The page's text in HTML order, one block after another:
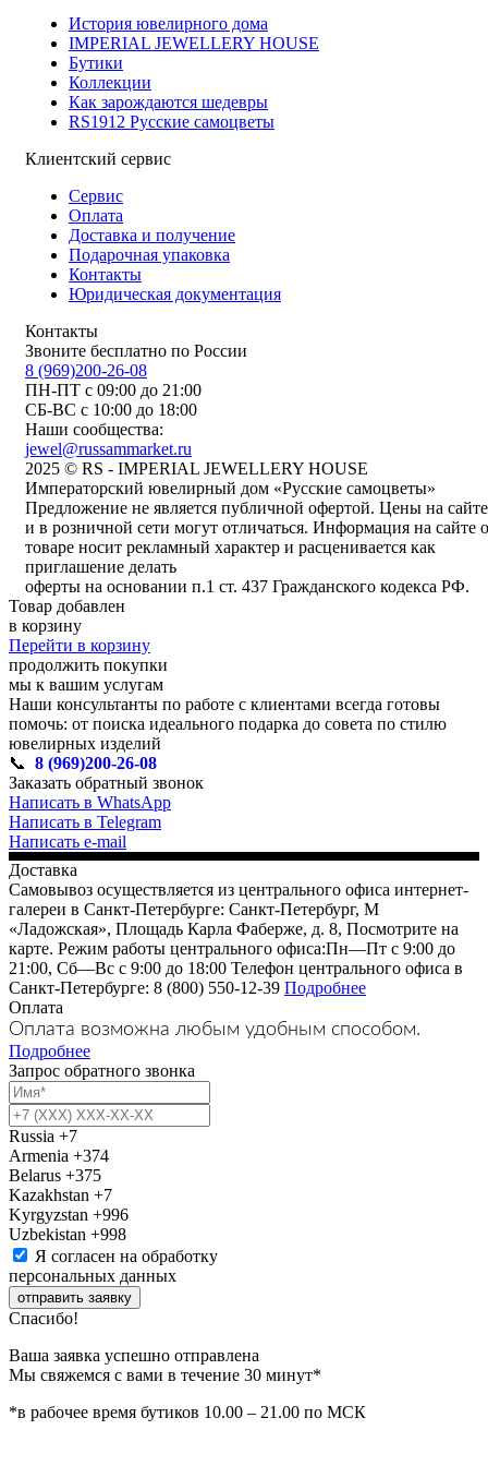
История ювелирного дома
IMPERIAL JEWELLERY HOUSE
Бутики
Коллекции
Как зарождаются шедевры
RS1912 Русские самоцветы
Клиентский сервис
Сервис
Оплата
Доставка и получение
Подарочная упаковка
Контакты
Юридическая документация
Контакты
Звоните бесплатно по России
8 (969)200-26-08
ПН-ПТ с 09:00 до 21:00
СБ-ВС с 10:00 до 18:00
Наши сообщества:
jewel@russammarket.ru
2025 © RS - IMPERIAL JEWELLERY HOUSE
Императорский ювелирный дом «Русские самоцветы»
Предложение не является публичной офертой. Цены на сайте
и в розничной сети могут отличаться. Информация на сайте о
товаре носит рекламный характер и расценивается как
приглашение делать
оферты на основании п.1 ст. 437 Гражданского кодекса РФ.
Товар добавлен
в корзину
Перейти в корзину
продолжить покупки
мы к вашим услугам
Наши консультанты по работе с клиентами всегда готовы
помочь: от поиска идеального подарка до совета по стилю
ювелирных изделий
📞 8 (969)200-26-08
Заказать обратный звонок
Написать в WhatsApp
Написать в Telegram
Написать e-mail
Доставка
Самовывоз осуществляется из центрального офиса интернет-
галереи в Санкт-Петербурге: Санкт-Петербург, М
«Ладожская», Площадь Карла Фаберже, д. 8, Посмотрите на
карте. Режим работы центрального офиса:Пн—Пт с 9:00 до
21:00, Сб—Вс с 9:00 до 18:00 Телефон центрального офиса в
Санкт-Петербурге: 8 (800) 550-12-39 Подробнее
Оплата
Оплата возможна любым удобным способом.
Подробнее
Запрос обратного звонка
Russia +7
Armenia +374
Belarus +375
Kazakhstan +7
Kyrgyzstan +996
Uzbekistan +998
Я согласен на обработку
персональных данных
отправить заявку
Спасибо!
Ваша заявка успешно отправлена
Мы свяжемся с вами в течение 30 минут*
*в рабочее время бутиков 10.00 – 21.00 по МСК